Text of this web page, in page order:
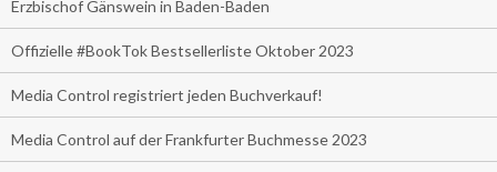
Erzbischof Gänswein in Baden-Baden
Offizielle #BookTok Bestsellerliste Oktober 2023
Media Control registriert jeden Buchverkauf!
Media Control auf der Frankfurter Buchmesse 2023